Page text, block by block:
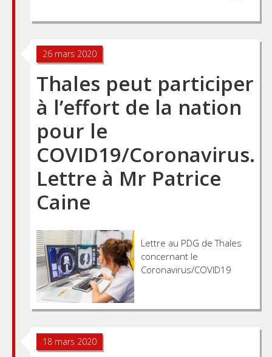
26 mars 2020
Thales peut participer
à l’effort de la nation
pour le
COVID19/Coronavirus.
Lettre à Mr Patrice
Caine
Lettre au PDG de Thales
concernant le
Coronavirus/COVID19
18 mars 2020